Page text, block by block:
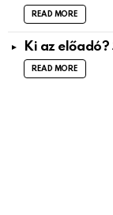
READ MORE
Ki az előadó?
READ MORE